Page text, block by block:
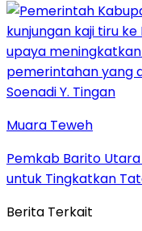
Muara Teweh
Pemkab Barito Utara
untuk Tingkatkan
Berita Terkait